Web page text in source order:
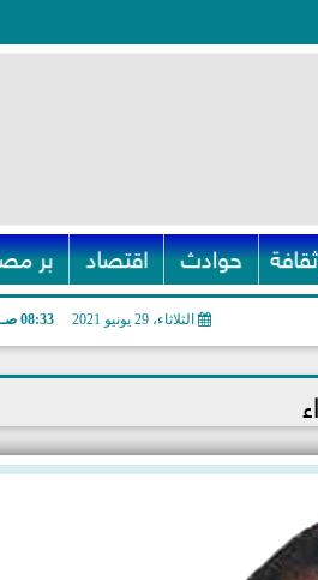
حوادث اقتصاد بر
الثلاثاء، 29 يونيو 2021 08:33 صـ